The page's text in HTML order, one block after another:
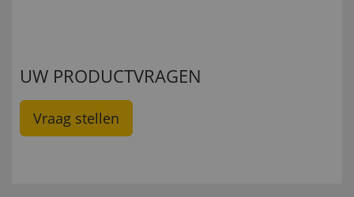
UW PRODUCTVRAGEN
Vraag stellen